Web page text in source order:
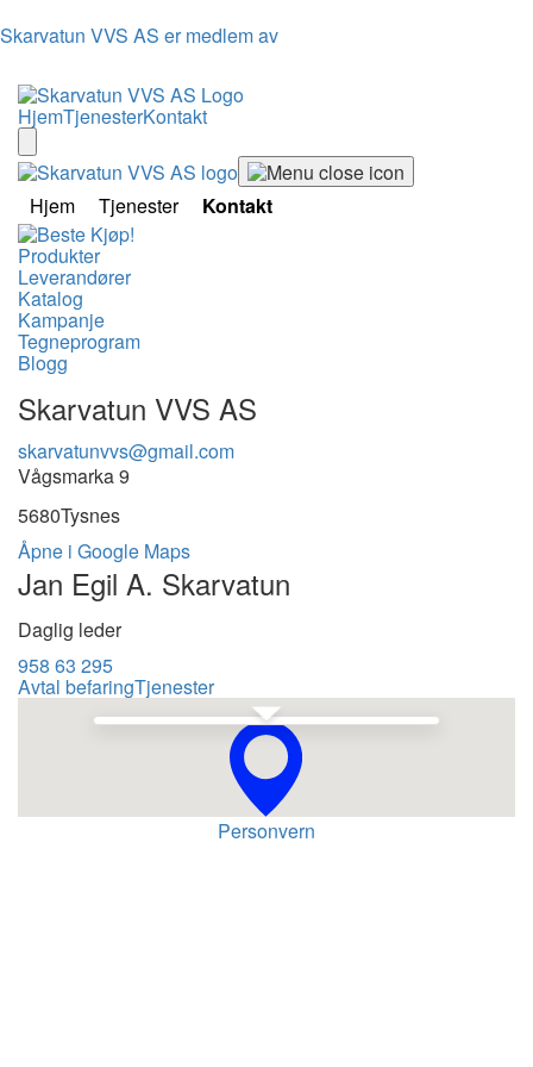
Skarvatun VVS AS er medlem av
HjemTjenesterKontakt
Hjem Tjenester
Kontakt
Produkter
Leverandører
Katalog
Kampanje
Tegneprogram
Blogg
Skarvatun VVS AS
skarvatunvvs@gmail.com
Vågsmarka 9
5680Tysnes
Åpne i Google Maps
Jan Egil A. Skarvatun
Daglig leder
958 63 295
Avtal befaringTjenester
Personvern